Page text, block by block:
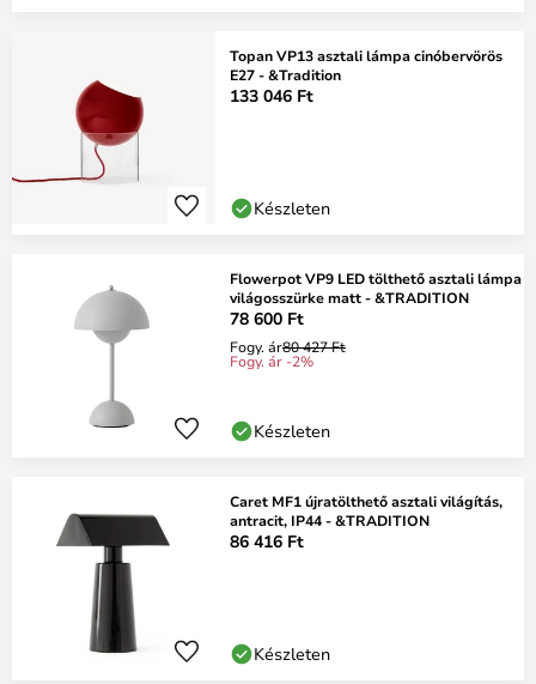
Topan VP13 asztali lámpa cinóbervörös
E27 - &Tradition
133 046 Ft
Készleten
Flowerpot VP9 LED tölthető asztali lámpa
világosszürke matt - &TRADITION
78 600 Ft
Fogy. ár80 427 Ft
Fogy. ár -2%
Készleten
Caret MF1 újratölthető asztali világítás,
antracit, IP44 - &TRADITION
86 416 Ft
Készleten